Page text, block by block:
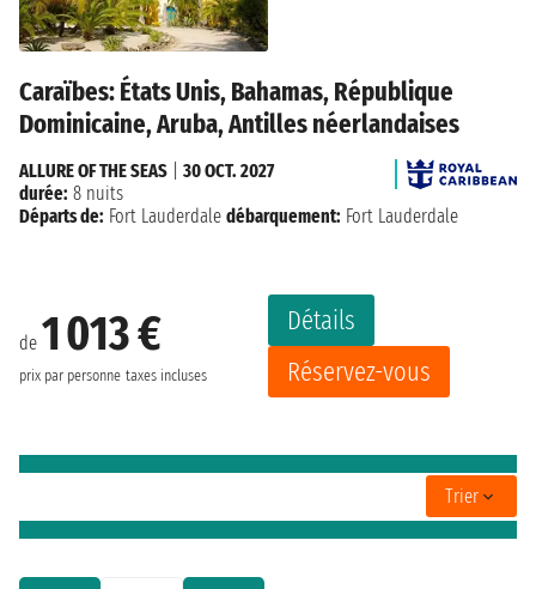
Caraïbes: États Unis, Bahamas, République
Dominicaine, Aruba, Antilles néerlandaises
de 1 013 €
prix par personne taxes incluses
Détails
Réservez-vous
ALLURE OF THE SEAS
30 OCT. 2027
durée: 8 nuits
Départs de: Fort Lauderdale débarquement: Fort Lauderdale
Trier